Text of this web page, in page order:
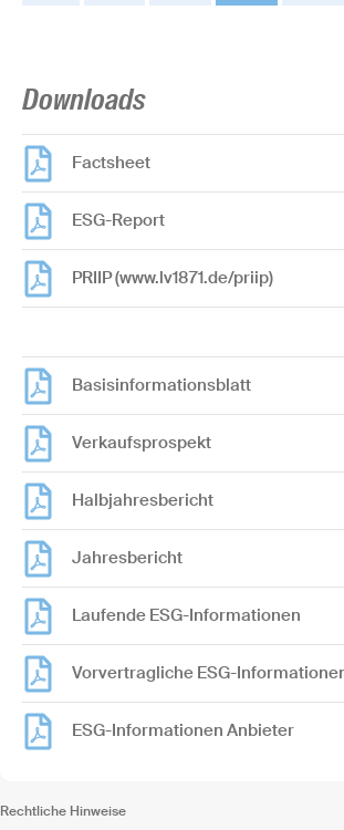
Downloads
Factsheet
ESG-Report
PRIIP (www.lv1871.de/priip)
Basisinformationsblatt
Verkaufsprospekt
Halbjahresbericht
Jahresbericht
Laufende ESG-Informationen
Vorvertragliche ESG-
ESG-Informationen Anbieter
Rechtliche Hinweise